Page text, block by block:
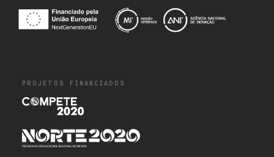
PROJETOS FINANCIADOS